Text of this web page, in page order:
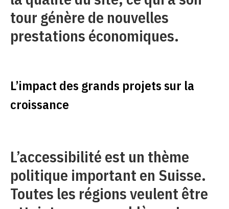
tour génère de nouvelles
prestations économiques.
L’impact des grands projets sur la
croissance
L’accessibilité est un thème
politique important en Suisse.
Toutes les régions veulent être